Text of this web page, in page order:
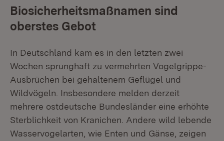
Biosicherheitsmaßnamen sind
oberstes Gebot
In Deutschland kam es in den letzten zwei
Wochen sprunghaft zu vermehrten Vogelgrippe-
Ausbrüchen bei gehaltenem Geflügel und
Wildvögeln. Insbesondere melden derzeit
mehrere ostdeutsche Bundesländer eine erhöhte
Sterblichkeit von Kranichen. Andere wild lebende
Wasservogelarten, wie Enten und Gänse, zeigen